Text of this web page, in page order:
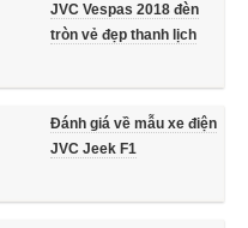
JVC Vespas 2018 đèn
tròn vẻ đẹp thanh lịch
Đánh giá về mẫu xe điện
JVC Jeek F1